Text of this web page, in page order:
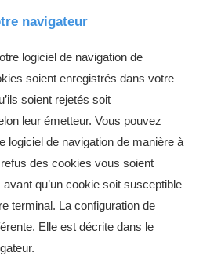
navigateur
logiciel de navigation de
soient enregistrés dans votre
soient rejetés soit
leur émetteur. Vous pouvez
logiciel de navigation de manière à
des cookies vous soient
qu’un cookie soit susceptible
terminal. La configuration de
Elle est décrite dans le